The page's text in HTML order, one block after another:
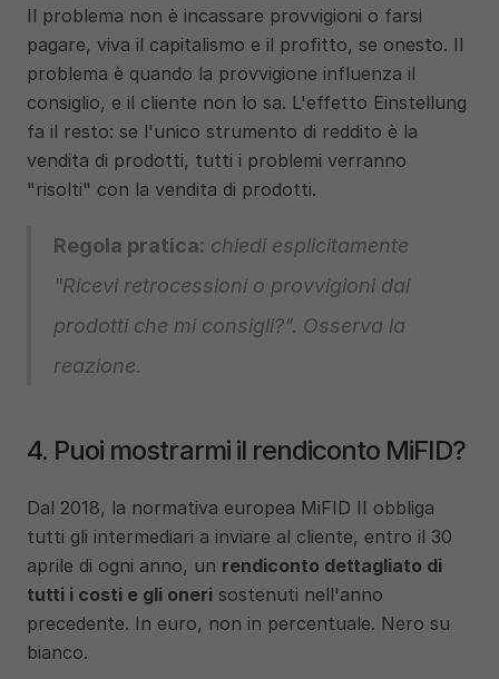
Il problema non è incassare provvigioni o farsi
pagare, viva il capitalismo e il profitto, se onesto. Il
problema è quando la provvigione influenza il
consiglio, e il cliente non lo sa. L'effetto Einstellung
fa il resto: se l'unico strumento di reddito è la
vendita di prodotti, tutti i problemi verranno
"risolti" con la vendita di prodotti.
Regola pratica: chiedi esplicitamente
"Ricevi retrocessioni o provvigioni dai
prodotti che mi consigli?". Osserva la
reazione.
4. Puoi mostrarmi il rendiconto MiFID?
Dal 2018, la normativa europea MiFID II obbliga
tutti gli intermediari a inviare al cliente, entro il 30
aprile di ogni anno, un rendiconto dettagliato di
tutti i costi e gli oneri sostenuti nell'anno
precedente. In euro, non in percentuale. Nero su
bianco.